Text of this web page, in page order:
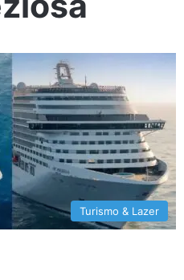
Turismo & Lazer